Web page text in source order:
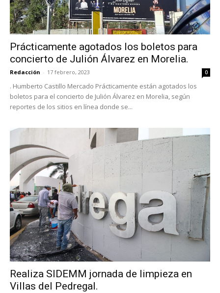
Prácticamente agotados los boletos para
concierto de Julión Álvarez en Morelia.
Redacción - 17 febrero, 2023 0
. Humberto Castillo Mercado Prácticamente están agotados los
boletos para el concierto de Julión Álvarez en Morelia, según
reportes de los sitios en línea donde se...
Realiza SIDEMM jornada de limpieza en
Villas del Pedregal.